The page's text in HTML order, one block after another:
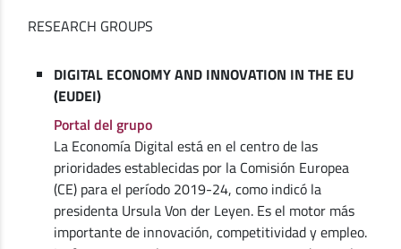
RESEARCH GROUPS
DIGITAL ECONOMY AND INNOVATION IN THE EU
(EUDEI)
Portal del grupo
La Economía Digital está en el centro de las
prioridades establecidas por la Comisión Europea
(CE) para el período 2019-24, como indicó la
presidenta Ursula Von der Leyen. Es el motor más
importante de innovación, competitividad y empleo.